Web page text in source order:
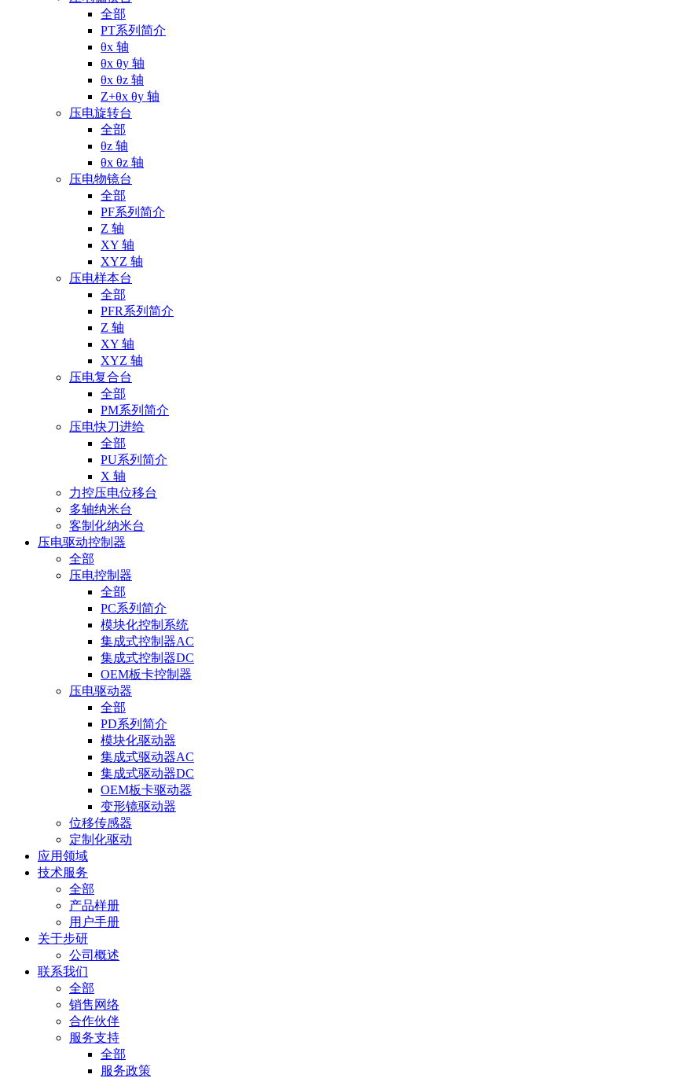
全部
PT系列简介
θx 轴
θx θy 轴
θx θz 轴
Z+θx θy 轴
压电旋转台
全部
θz 轴
θx θz 轴
压电物镜台
全部
PF系列简介
Z 轴
XY 轴
XYZ 轴
压电样本台
全部
PFR系列简介
Z 轴
XY 轴
XYZ 轴
压电复合台
全部
PM系列简介
压电快刀进给
全部
PU系列简介
X 轴
力控压电位移台
多轴纳米台
客制化纳米台
压电驱动控制器
全部
压电控制器
全部
PC系列简介
模块化控制系统
集成式控制器AC
集成式控制器DC
OEM板卡控制器
压电驱动器
全部
PD系列简介
模块化驱动器
集成式驱动器AC
集成式驱动器DC
OEM板卡驱动器
变形镜驱动器
位移传感器
定制化驱动
应用领域
技术服务
全部
产品样册
用户手册
关于步研
公司概述
联系我们
全部
销售网络
合作伙伴
服务支持
全部
服务政策